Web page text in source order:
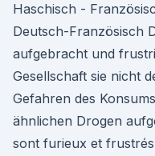
Haschisch -
Deutsch-Französisch
aufgebracht und
Gesellschaft sie nicht
Gefahren des
ähnlichen Drogen
sont furieux et frustrés